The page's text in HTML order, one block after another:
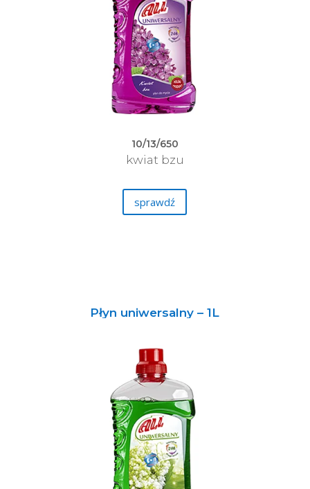
10/13/650
kwiat bzu
sprawdź
Płyn uniwersalny – 1L